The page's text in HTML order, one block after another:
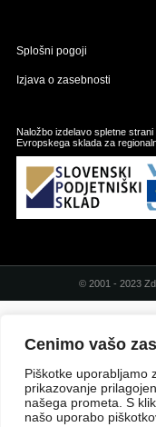
Cenimo vašo
Piškotke uporabljamo
prikazovanje
našega prometa. S
našo uporabo
Splošni pogoji
Izjava o zasebnosti
Naložbo izdelavo spletne
Evropskega sklada za
© 2001 - 2023